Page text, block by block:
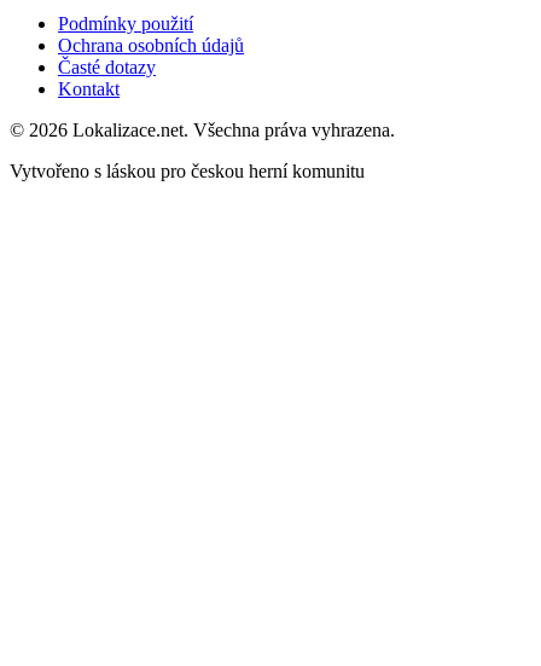
Podmínky použití
Ochrana osobních údajů
Časté dotazy
Kontakt
© 2026 Lokalizace.net. Všechna práva vyhrazena.
Vytvořeno s láskou pro českou herní komunitu